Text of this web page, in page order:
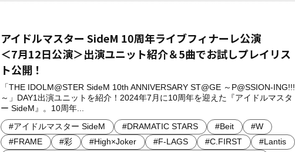
アイドルマスター SideM 10周年ライブフィナーレ公演
＜7月12日公演＞出演ユニット紹介＆5曲でお試しプレイリス
ト公開！
「THE IDOLM@STER SideM 10th ANNIVERSARY ST@GE ～P@SSION-ING!!!
～」DAY1出演ユニットを紹介！2024年7月に10周年を迎えた『アイドルマスタ
ー SideM』。10周年...
#アイドルマスター SideM #DRAMATIC STARS #Beit
#W
#FRAME
#彩 #High×Joker #F-LAGS #C.FIRST
#Lantis